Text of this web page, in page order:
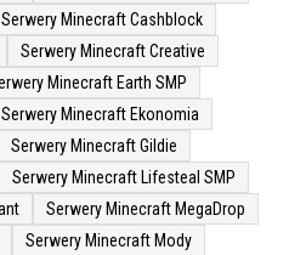
Serwery Minecraft Cashblock
Serwery Minecraft Creative
Minecraft Earth SMP
Serwery Minecraft Ekonomia
Serwery Minecraft Gildie
Serwery Minecraft Lifesteal SMP
Serwery Minecraft MegaDrop
Serwery Minecraft Mody